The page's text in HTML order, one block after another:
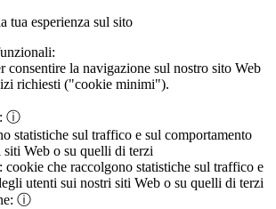
tua esperienza sul sito
consentire la navigazione sul nostro sito Web
richiesti ("cookie minimi").
ⓘ
statistiche sul traffico e sul comportamento
Web o su quelli di terzi
cookie che raccolgono statistiche sul traffico e
utenti sui nostri siti Web o su quelli di terzi
ⓘ